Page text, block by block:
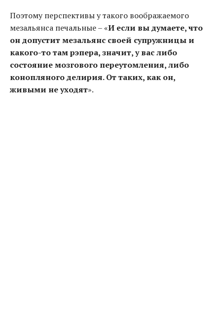
Поэтому перспективы у такого воображаемого
мезальянса печальные – «И если вы думаете, что
он допустит мезальянс своей супружницы и
какого-то там рэпера, значит, у вас либо
состояние мозгового переутомления, либо
конопляного делирия. От таких, как он,
живыми не уходят».